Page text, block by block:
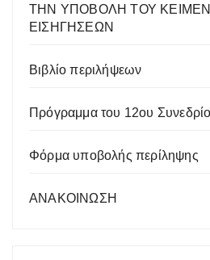
ΤΗΝ ΥΠΟΒΟΛΗ ΤΟΥ
ΕΙΣΗΓΗΣΕΩΝ
Βιβλίο περιλήψεων
Πρόγραμμα του 12ου
Φόρμα υποβολής περίληψης
ΑΝΑΚΟΙΝΩΣΗ